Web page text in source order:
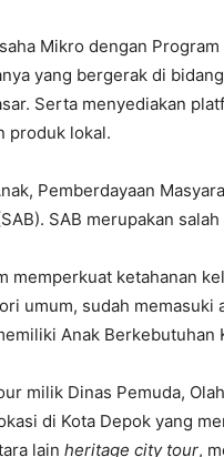
Mikro dengan
yang bergerak di
Serta menyediakan
produk lokal.
Pemberdayaan
SAB merupakan
memperkuat ketahanan
umum, sudah
Anak
milik Dinas Pemuda,
di Kota Depok yang
lain heritage city tour,